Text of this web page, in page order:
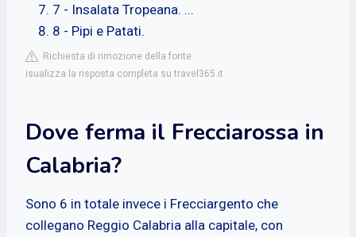
7 - Insalata Tropeana. ...
8 - Pipi e Patati.
Richiesta di rimozione della fonte
isualizza la risposta completa su travel365.it
Dove ferma il Frecciarossa in
Calabria?
Sono 6 in totale invece i Frecciargento che
collegano Reggio Calabria alla capitale, con